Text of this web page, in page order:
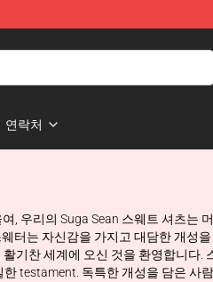
연락처
, 우리의 Suga Sean 스웨트 셔츠는
터는 자신감을 가지고 대담한 개성
기찬 세계에 오신 것을 환영합니다.
testament. 독특한 개성을 담은 사